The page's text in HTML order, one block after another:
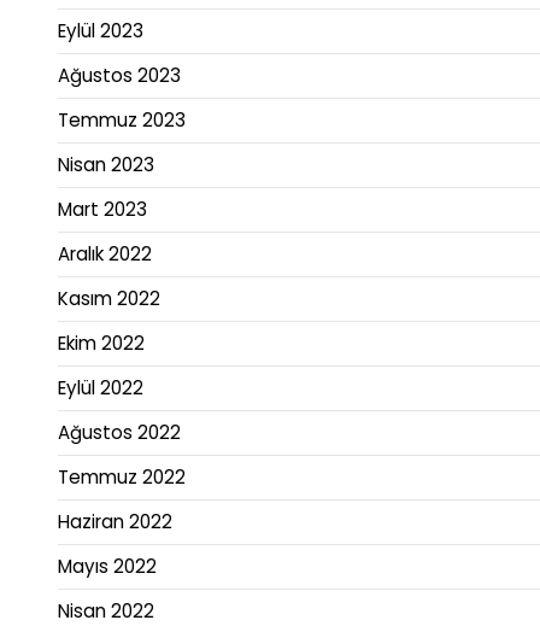
Eylül 2023
Ağustos 2023
Temmuz 2023
Nisan 2023
Mart 2023
Aralık 2022
Kasım 2022
Ekim 2022
Eylül 2022
Ağustos 2022
Temmuz 2022
Haziran 2022
Mayıs 2022
Nisan 2022